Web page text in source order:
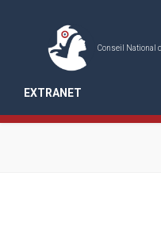
Conseil National
EXTRANET